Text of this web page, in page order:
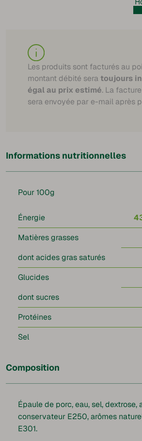
Les produits sont facturés au
montant débité sera toujours
égal au prix estimé. La
sera envoyée par e-mail après
Informations nutritionnelles
Pour 100g
Énergie
Matières grasses
dont acides gras saturés
Glucides
dont sucres
Protéines
Sel
Composition
Épaule de porc, eau, sel, dextrose,
conservateur E250, arômes
E301.